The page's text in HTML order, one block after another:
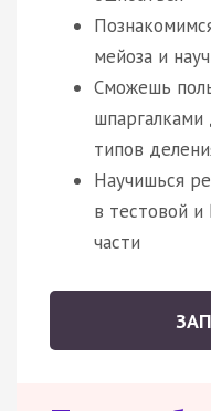
мейоза и
Сможешь
шпаргалками
типов
Научишься
в тестовой
части